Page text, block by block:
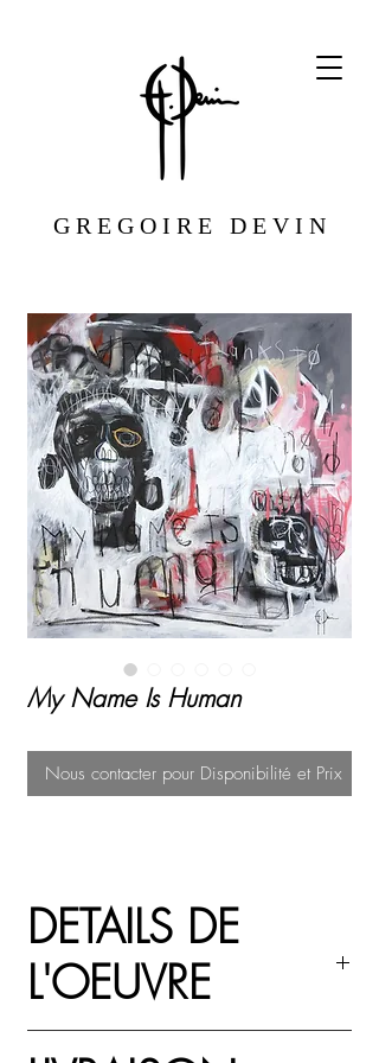
G R E G O I R E D E V I N
My Name Is Human
Nous contacter pour Disponibilité et Prix
DETAILS DE
L'OEUVRE